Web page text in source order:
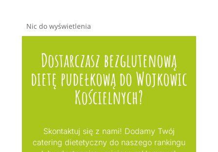
Nic do wyświetlenia
Dostarczasz bezglutenową
dietę pudełkową do Wojkowic
Kościelnych?
Skontaktuj się z nami! Dodamy Twój
catering dietetyczny do naszego rankingu